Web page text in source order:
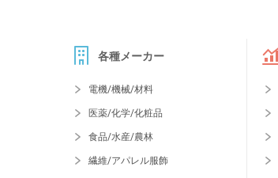
各種メーカー
電機/機械/材料
医薬/化学/化粧品
食品/水産/農林
繊維/アパレル服飾